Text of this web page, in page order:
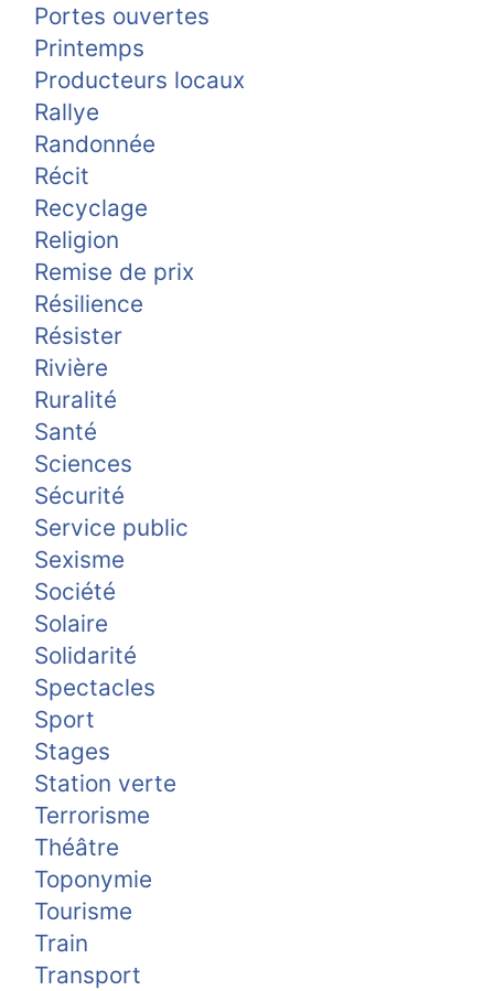
Portes ouvertes
Printemps
Producteurs locaux
Rallye
Randonnée
Récit
Recyclage
Religion
Remise de prix
Résilience
Résister
Rivière
Ruralité
Santé
Sciences
Sécurité
Service public
Sexisme
Société
Solaire
Solidarité
Spectacles
Sport
Stages
Station verte
Terrorisme
Théâtre
Toponymie
Tourisme
Train
Transport